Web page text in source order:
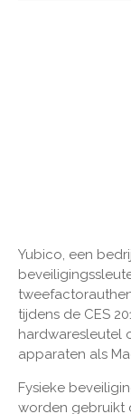
Yubico, een
tijdens de CES
hardwaresleutel
apparaten als
Fysieke
worden gebruikt